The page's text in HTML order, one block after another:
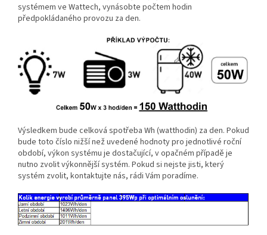
systémem ve Wattech, vynásobte počtem hodin
předpokládaného provozu za den.
Výsledkem bude celková spotřeba Wh (watthodin) za den. Pokud
bude toto číslo nižší než uvedené hodnoty pro jednotlivé roční
období, výkon systému je dostačující, v opačném případě je
nutno zvolit výkonnější systém. Pokud si nejste jisti, který
systém zvolit, kontaktujte nás, rádi Vám poradíme.